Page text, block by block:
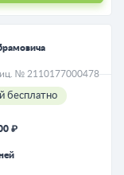
№ 2110177000478
бесплатно
₽